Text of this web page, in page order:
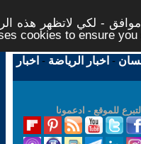
- لكي لاتظهر هذه
cookies to ensure
- اخبار الرياضة - اخبار
التبرع للموقع - ادعمونا